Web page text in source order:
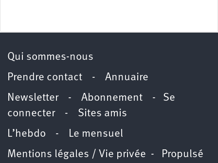
Qui sommes-nous
Prendre contact - Annuaire
Newsletter - Abonnement - Se
connecter- Sites amis
L’hebdo - Le mensuel
Mentions légales / Vie privée - Propulsé